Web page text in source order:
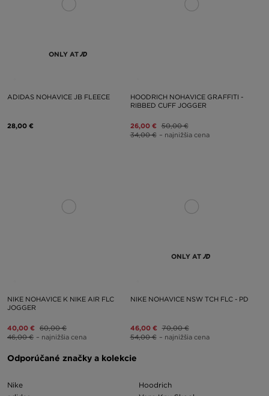
ONLY AT
ADIDAS NOHAVICE JB FLEECE
28,00 €
HOODRICH NOHAVICE GRAFFITI -
RIBBED CUFF JOGGER
26,00 € 50,00 €
34,00 € – najnižšia cena
NIKE NOHAVICE K NIKE AIR FLC
JOGGER
40,00 € 60,00 €
46,00 € – najnižšia cena
ONLY AT
NIKE NOHAVICE NSW TCH FLC - PD
46,00 € 70,00 €
54,00 € – najnižšia cena
Odporúčané značky a kolekcie
Nike
Hoodrich